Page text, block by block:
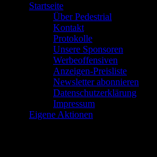
Startseite
Über Pedestrial
Kontakt
Protokolle
Unsere Sponsoren
Werbeoffensiven
Anzeigen-Preisliste
Newsletter abonnieren
Datenschutzerklärung
Impressum
Eigene Aktionen